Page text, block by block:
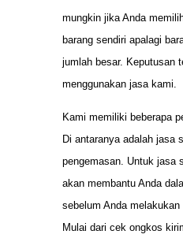
mungkin jika Anda
barang sendiri apalagi
jumlah besar. Keputusan
menggunakan jasa kami.
Kami memiliki beberapa
Di antaranya adalah jasa
pengemasan. Untuk jasa
akan membantu Anda
sebelum Anda melakukan
Mulai dari cek ongkos